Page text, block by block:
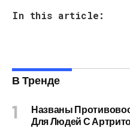
In this article:
В Тренде
Названы
Для Людей С